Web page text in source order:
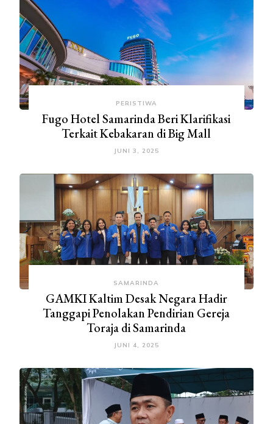
PERISTIWA
Fugo Hotel Samarinda Beri Klarifikasi
Terkait Kebakaran di Big Mall
JUNI 3, 2025
SAMARINDA
GAMKI Kaltim Desak Negara Hadir
Tanggapi Penolakan Pendirian Gereja
Toraja di Samarinda
JUNI 4, 2025